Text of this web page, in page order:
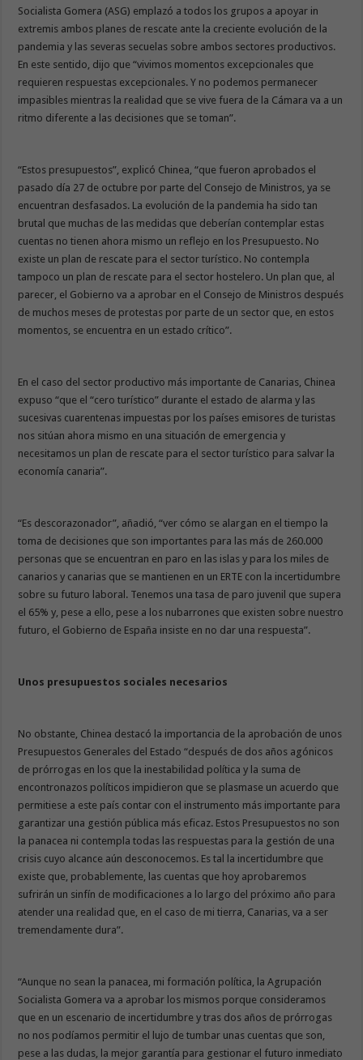
Socialista Gomera (ASG) emplazó a todos los grupos a apoyar in
extremis ambos planes de rescate ante la creciente evolución de la
pandemia y las severas secuelas sobre ambos sectores productivos.
En este sentido, dijo que “vivimos momentos excepcionales que
requieren respuestas excepcionales. Y no podemos permanecer
impasibles mientras la realidad que se vive fuera de la Cámara va a un
ritmo diferente a las decisiones que se toman”.
“Estos presupuestos”, explicó Chinea, “que fueron aprobados el
pasado día 27 de octubre por parte del Consejo de Ministros, ya se
encuentran desfasados. La evolución de la pandemia ha sido tan
brutal que muchas de las medidas que deberían contemplar estas
cuentas no tienen ahora mismo un reflejo en los Presupuesto. No
existe un plan de rescate para el sector turístico. No contempla
tampoco un plan de rescate para el sector hostelero. Un plan que, al
parecer, el Gobierno va a aprobar en el Consejo de Ministros después
de muchos meses de protestas por parte de un sector que, en estos
momentos, se encuentra en un estado crítico”.
En el caso del sector productivo más importante de Canarias, Chinea
expuso “que el “cero turístico” durante el estado de alarma y las
sucesivas cuarentenas impuestas por los países emisores de turistas
nos sitúan ahora mismo en una situación de emergencia y
necesitamos un plan de rescate para el sector turístico para salvar la
economía canaria”.
“Es descorazonador”, añadió, “ver cómo se alargan en el tiempo la
toma de decisiones que son importantes para las más de 260.000
personas que se encuentran en paro en las islas y para los miles de
canarios y canarias que se mantienen en un ERTE con la incertidumbre
sobre su futuro laboral. Tenemos una tasa de paro juvenil que supera
el 65% y, pese a ello, pese a los nubarrones que existen sobre nuestro
futuro, el Gobierno de España insiste en no dar una respuesta”.
Unos presupuestos sociales necesarios
No obstante, Chinea destacó la importancia de la aprobación de unos
Presupuestos Generales del Estado “después de dos años agónicos
de prórrogas en los que la inestabilidad política y la suma de
encontronazos políticos impidieron que se plasmase un acuerdo que
permitiese a este país contar con el instrumento más importante para
garantizar una gestión pública más eficaz. Estos Presupuestos no son
la panacea ni contempla todas las respuestas para la gestión de una
crisis cuyo alcance aún desconocemos. Es tal la incertidumbre que
existe que, probablemente, las cuentas que hoy aprobaremos
sufrirán un sinfín de modificaciones a lo largo del próximo año para
atender una realidad que, en el caso de mi tierra, Canarias, va a ser
tremendamente dura”.
“Aunque no sean la panacea, mi formación política, la Agrupación
Socialista Gomera va a aprobar los mismos porque consideramos
que en un escenario de incertidumbre y tras dos años de prórrogas
no nos podíamos permitir el lujo de tumbar unas cuentas que son,
pese a las dudas, la mejor garantía para gestionar el futuro inmediato